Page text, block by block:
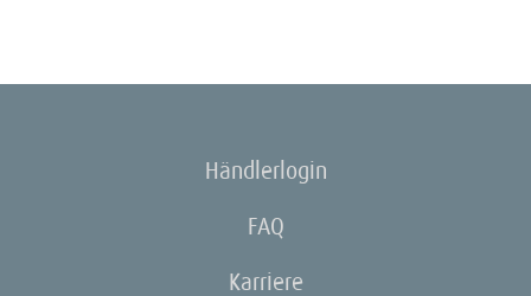
Händlerlogin
FAQ
Karriere